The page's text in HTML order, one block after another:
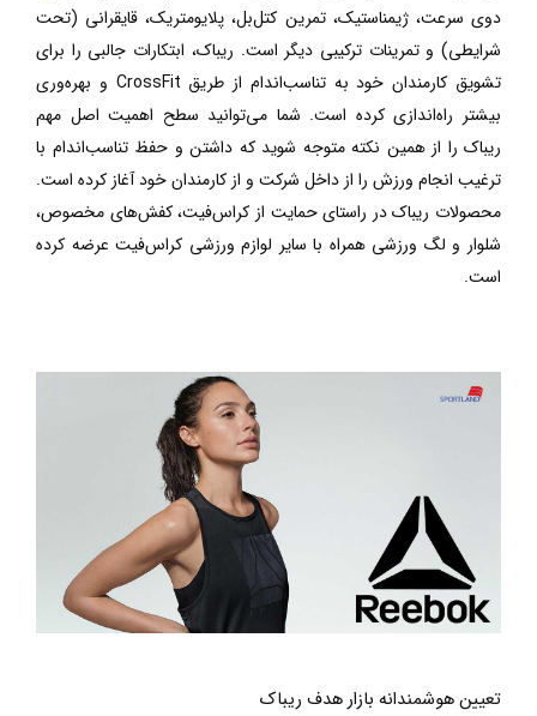
دوی سرعت، ژیمناستیک، تمرین کتل‌بل، پلایومتریک، قایقرانی (تحت
شرایطی) و تمرینات ترکیبی دیگر است. ریباک، ابتکارات جالبی را برای
تشویق کارمندان خود به تناسب‌اندام از طریق CrossFit و بهره‌وری
بیشتر راه‌اندازی کرده است. شما می‌توانید سطح اهمیت اصل مهم
ریباک را از همین نکته متوجه شوید که داشتن و حفظ تناسب‌اندام با
ترغیب انجام ورزش را از داخل شرکت و از کارمندان خود آغاز کرده است.
محصولات ریباک در راستای حمایت از کراس‌فیت، کفش‌های مخصوص،
شلوار و لگ ورزشی همراه با سایر لوازم ورزشی کراس‌فیت عرضه کرده
است.
تعیین هوشمندانه بازار هدف ریباک